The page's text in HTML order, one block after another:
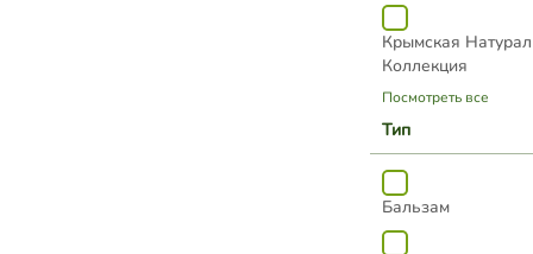
Крымская
Коллекция
Посмотреть все
Тип
Бальзам